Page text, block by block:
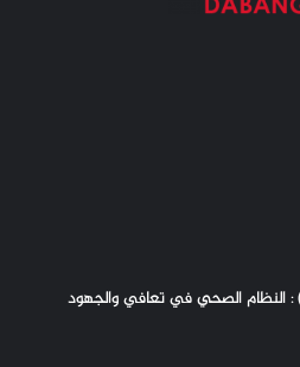
: النظام الصحي في تعافي والجهود